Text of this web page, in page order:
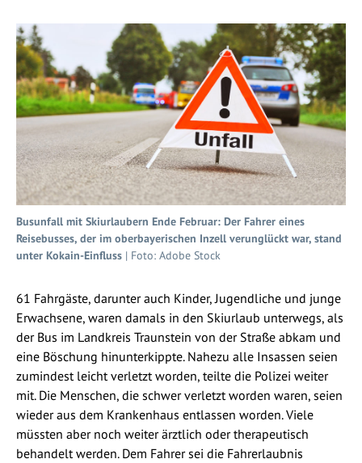
Busunfall mit Skiurlaubern Ende Februar: Der Fahrer eines
Reisebusses, der im oberbayerischen Inzell verunglückt war, stand
unter Kokain-Einfluss | Foto: Adobe Stock
61 Fahrgäste, darunter auch Kinder, Jugendliche und junge
Erwachsene, waren damals in den Skiurlaub unterwegs, als
der Bus im Landkreis Traunstein von der Straße abkam und
eine Böschung hinunterkippte. Nahezu alle Insassen seien
zumindest leicht verletzt worden, teilte die Polizei weiter
mit. Die Menschen, die schwer verletzt worden waren, seien
wieder aus dem Krankenhaus entlassen worden. Viele
müssten aber noch weiter ärztlich oder therapeutisch
behandelt werden. Dem Fahrer sei die Fahrerlaubnis